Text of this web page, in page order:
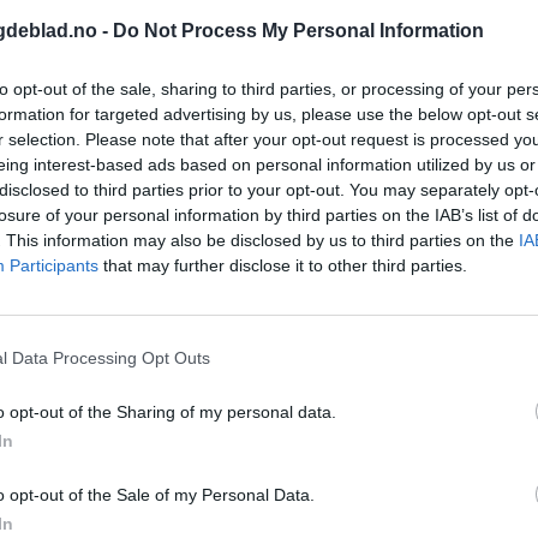
- Do Not Process My Personal Information
opt-out of the sale, sharing to third parties, or processing of your
for targeted advertising by us, please use the below opt-out
selection. Please note that after your opt-out request is processed
interest-based ads based on personal information utilized by us
to third parties prior to your opt-out. You may separately
of your personal information by third parties on the IAB’s list of
This information may also be disclosed by us to third parties on the
Participants that may further disclose it to other third parties.
Data Processing Opt Outs
opt-out of the Sharing of my personal data.
opt-out of the Sale of my Personal Data.
også utradisjonell, industri dukkar nye utfordringar
tåle at ein berre slepp ballongar med gode idear til
før dei forsvinn frå oss.
likar å snakke om det. Det skjer mykje og dei
is i magen. Slike som Annette Sæther. Dei som
som Tysvær og mange andre kommunar treng.